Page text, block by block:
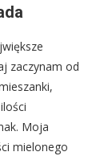
zaczynam od
Moja
mielonego